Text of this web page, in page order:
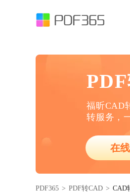
福昕CAD
转服务，
在
PDF365 > PDF转CAD > CAD